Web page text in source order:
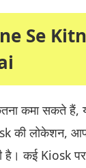
Se
कमा सकते हैं,
की लोकेशन,
है। कई Kiosk